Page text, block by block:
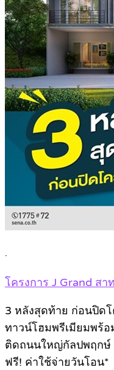
.
โครงการ J Grand ส
3 หลังสุดท้าย ก่อนปิดโ
ทาวน์โฮมพรีเมียมพร้อ
ติดถนนใหญ่กัลปพฤกษ์
ฟรี! ค่าใช้จ่ายวันโอน*